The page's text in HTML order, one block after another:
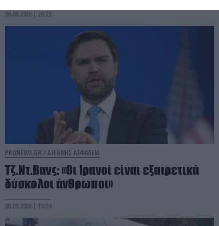
06.08.2026 | 20:23
PRONEWS.GR / ΔΙΕΘΝΗΣ ΑΣΦΑΛΕΙΑ
Τζ.Ντ.Βανς: «Οι Ιρανοί είναι εξαιρετικά
δύσκολοι άνθρωποι»
06.08.2026 | 19:54